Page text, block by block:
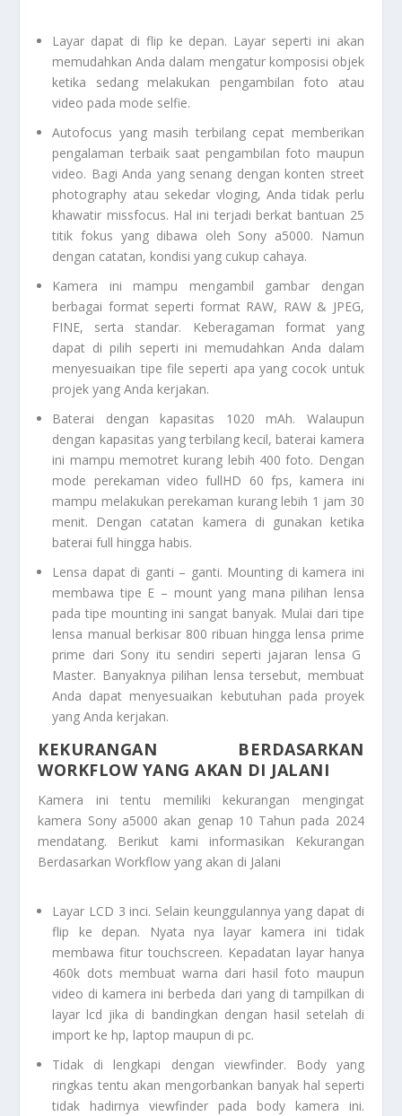
Layar dapat di flip ke depan. Layar seperti ini akan
memudahkan Anda dalam mengatur komposisi objek
ketika sedang melakukan pengambilan foto atau
video pada mode selfie.
Autofocus yang masih terbilang cepat memberikan
pengalaman terbaik saat pengambilan foto maupun
video. Bagi Anda yang senang dengan konten street
photography atau sekedar vloging, Anda tidak perlu
khawatir missfocus. Hal ini terjadi berkat bantuan 25
titik fokus yang dibawa oleh Sony a5000. Namun
dengan catatan, kondisi yang cukup cahaya.
Kamera ini mampu mengambil gambar dengan
berbagai format seperti format RAW, RAW & JPEG,
FINE, serta standar. Keberagaman format yang
dapat di pilih seperti ini memudahkan Anda dalam
menyesuaikan tipe file seperti apa yang cocok untuk
projek yang Anda kerjakan.
Baterai dengan kapasitas 1020 mAh. Walaupun
dengan kapasitas yang terbilang kecil, baterai kamera
ini mampu memotret kurang lebih 400 foto. Dengan
mode perekaman video fullHD 60 fps, kamera ini
mampu melakukan perekaman kurang lebih 1 jam 30
menit. Dengan catatan kamera di gunakan ketika
baterai full hingga habis.
Lensa dapat di ganti – ganti. Mounting di kamera ini
membawa tipe E – mount yang mana pilihan lensa
pada tipe mounting ini sangat banyak. Mulai dari tipe
lensa manual berkisar 800 ribuan hingga lensa prime
prime dari Sony itu sendiri seperti jajaran lensa G
Master. Banyaknya pilihan lensa tersebut, membuat
Anda dapat menyesuaikan kebutuhan pada proyek
yang Anda kerjakan.
KEKURANGAN BERDASARKAN
WORKFLOW YANG AKAN DI JALANI
Kamera ini tentu memiliki kekurangan mengingat
kamera Sony a5000 akan genap 10 Tahun pada 2024
mendatang. Berikut kami informasikan
Kekurangan
Berdasarkan Workflow yang akan di Jalani
Layar LCD 3 inci. Selain keunggulannya yang dapat di
flip ke depan. Nyata nya layar kamera ini tidak
membawa fiturtouchscreen. Kepadatan layar hanya
460k dots membuat warna dari hasil foto maupun
video di kamera ini berbeda dari yang di tampilkan di
layar lcd jika di bandingkan dengan hasil setelah di
import ke hp, laptop maupun di pc.
Tidak di lengkapi dengan viewfinder. Body yang
ringkas tentu akan mengorbankan banyak hal seperti
tidak hadirnyaviewfinder pada body kamera ini.